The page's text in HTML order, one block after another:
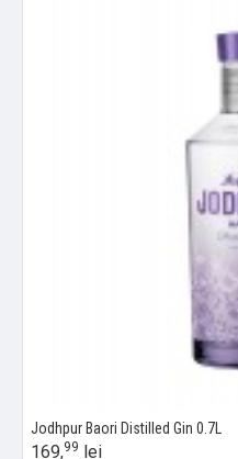
Jodhpur Baori Distilled Gin 0.7L
169,99 lei